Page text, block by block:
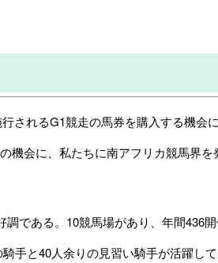
されるG1競走の馬券を購入する機会
機会に、私たちに南アフリカ競馬界を
である。10競馬場があり、年間436
手と40人余りの見習い騎手が活躍し